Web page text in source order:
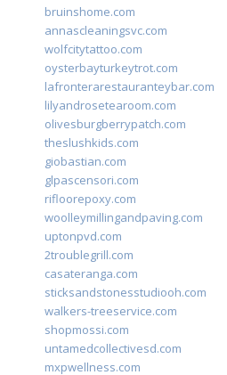
bruinshome.com
annascleaningsvc.com
wolfcitytattoo.com
oysterbayturkeytrot.com
lafronterarestauranteybar.com
lilyandrosetearoom.com
olivesburgberrypatch.com
theslushkids.com
giobastian.com
glpascensori.com
rifloorepoxy.com
woolleymillingandpaving.com
uptonpvd.com
2troublegrill.com
casateranga.com
sticksandstonesstudiooh.com
walkers-treeservice.com
shopmossi.com
untamedcollectivesd.com
mxpwellness.com